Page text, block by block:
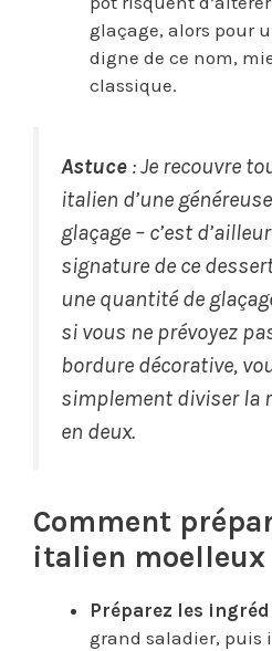
glaçage, alors pour
digne de ce nom,
classique.
Astuce : Je recouvre
italien d’une
glaçage – c’est
signature de ce
une quantité de
si vous ne prévoyez
bordure décorative,
simplement diviser la
en deux.
Comment
italien moelleux
Préparez les
grand saladier, puis